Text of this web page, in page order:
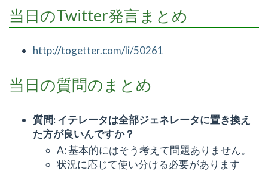
当日のTwitter発言まとめ
http://togetter.com/li/50261
当日の質問のまとめ
質問: イテレータは全部ジェネレータに置き換え
た方が良いんですか？
A: 基本的にはそう考えて問題ありません。
状況に応じて使い分ける必要があります